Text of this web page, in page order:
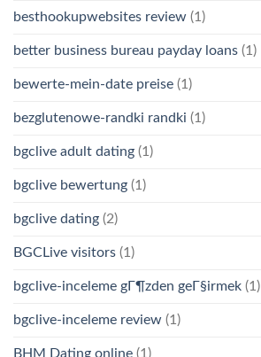
besthookupwebsites review (1)
better business bureau payday loans (1)
bewerte-mein-date preise (1)
bezglutenowe-randki randki (1)
bgclive adult dating (1)
bgclive bewertung (1)
bgclive dating (2)
BGCLive visitors (1)
bgclive-inceleme gГ¶zden geГ§irmek (1)
bgclive-inceleme review (1)
BHM Dating online (1)